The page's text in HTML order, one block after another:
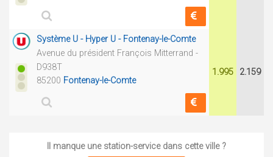
Système U - Hyper U - Fontenay-le-Comte
Avenue du président François Mitterrand -
D938T
85200 Fontenay-le-Comte
1.995 2.159
Il manque une station-service dans cette ville ?